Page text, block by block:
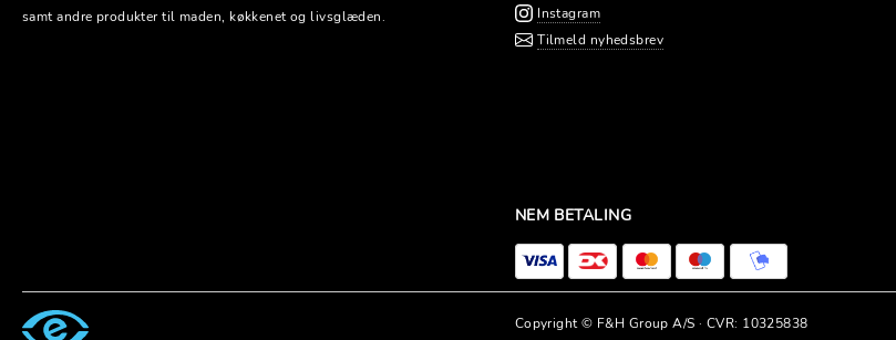
samt andre produkter til maden, køkkenet og livsglæden.
Instagram
Tilmeld nyhedsbrev
NEM BETALING
Copyright © F&H Group A/S · CVR: 10325838